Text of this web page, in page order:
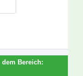
Bereich: